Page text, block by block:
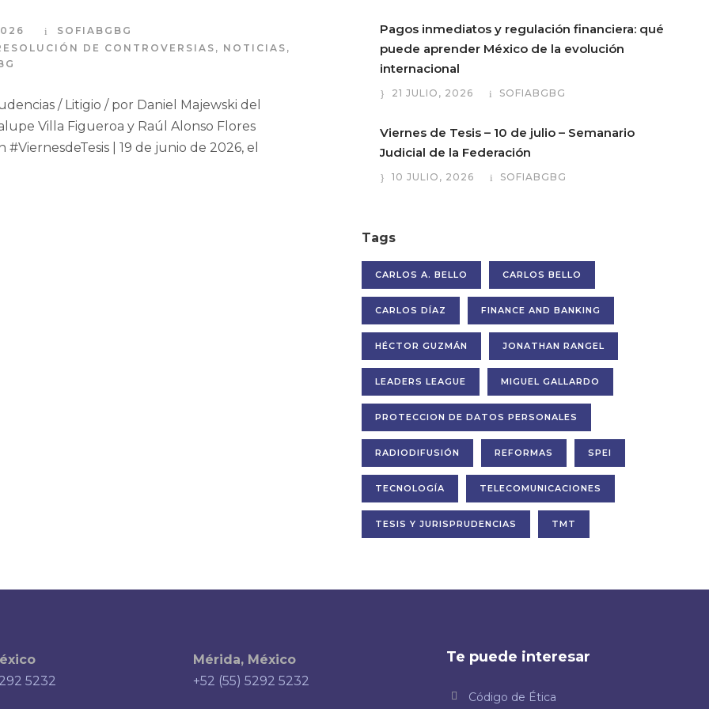
SOFIABGBG
DE CONTROVERSIAS , NOTICIAS ,
/ Litigio / por Daniel Majewski del
Villa Figueroa y Raúl Alonso Flores
#ViernesdeTesis | 19 de junio de 2026, el
Pagos inmediatos y regulación financiera: qué
puede aprender México de la evolución
internacional
21 JULIO, 2026 SOFIABGBG
Viernes de Tesis – 10 de julio – Semanario
Judicial de la Federación
10 JULIO, 2026 SOFIABGBG
Tags
CARLOS A. BELLO CARLOS BELLO
CARLOS DÍAZ FINANCE AND BANKING
HÉCTOR GUZMÁN JONATHAN RANGEL
LEADERS LEAGUE MIGUEL GALLARDO
PROTECCION DE DATOS PERSONALES
RADIODIFUSIÓN REFORMAS SPEI
TECNOLOGÍA TELECOMUNICACIONES
TESIS Y JURISPRUDENCIAS TMT
5232
Mérida, México
+52 (55) 5292 5232
Te puede interesar
Código de Ética